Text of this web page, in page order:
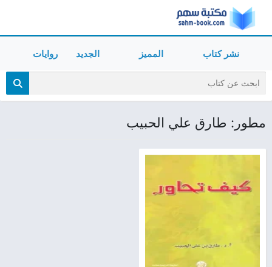
نشر كتاب المميز الجديد روايات
مطور: طارق علي الحبيب